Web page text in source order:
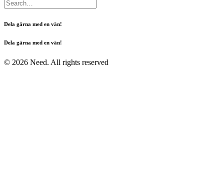
Dela gärna med en vän!
Dela gärna med en vän!
© 2026 Need. All rights reserved